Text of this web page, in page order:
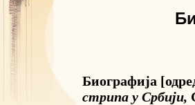
Биографија
стрипа у Србији,